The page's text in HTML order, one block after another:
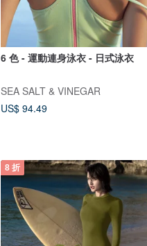
6 色 - 運動連身泳衣 - 日式泳衣
SEA SALT & VINEGAR
US$ 94.49
8 折